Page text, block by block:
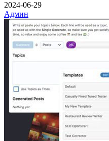
2024-06-29
Админ